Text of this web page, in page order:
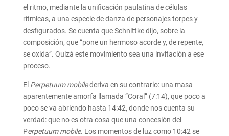
el ritmo, mediante la unificación paulatina de células
rítmicas, a una especie de danza de personajes torpes y
desfigurados. Se cuenta que Schnittke dijo, sobre la
composición, que “pone un hermoso acorde y, de repente,
se oxida”. Quizá este movimiento sea una invitación a ese
proceso.
El Perpetuum mobilederiva en su contrario: una masa
aparentemente amorfa llamada “Coral” (7:14), que poco a
poco se va abriendo hasta 14:42, donde nos cuenta su
verdad: que no es otra cosa que una concesión del
Perpetuum mobile. Los momentos de luz como 10:42 se